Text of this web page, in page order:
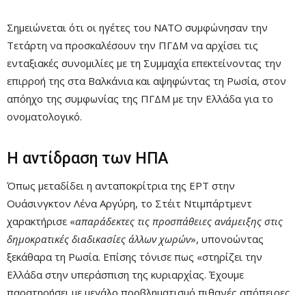
Σημειώνεται ότι οι ηγέτες του ΝΑΤΟ συμφώνησαν την
Τετάρτη να προσκαλέσουν την ΠΓΔΜ να αρχίσει τις
ενταξιακές συνομιλίες με τη Συμμαχία επεκτείνοντας την
επιρροή της στα Βαλκάνια και αψηφώντας τη Ρωσία, στον
απόηχο της συμφωνίας της ΠΓΔΜ με την Ελλάδα για το
ονοματολογικό.
Η αντίδραση των ΗΠΑ
Όπως μεταδίδει η ανταποκρίτρια της ΕΡΤ στην
Ουάσινγκτον Λένα Αργύρη, το Στέιτ Ντιμπάρτμεντ
χαρακτήρισε «απαράδεκτες τις προσπάθειες ανάμειξης στις
δημοκρατικές διαδικασίες άλλων χωρών», υπονοώντας
ξεκάθαρα τη Ρωσία. Επίσης τόνισε πως «στηρίζει την
Ελλάδα στην υπεράσπιση της κυριαρχίας. Έχουμε